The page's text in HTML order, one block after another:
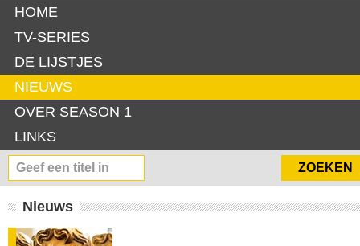
HOME
TV-SERIES
DE LIJSTJES
NIEUWS
OVER SEASON 1
LINKS
Nieuws